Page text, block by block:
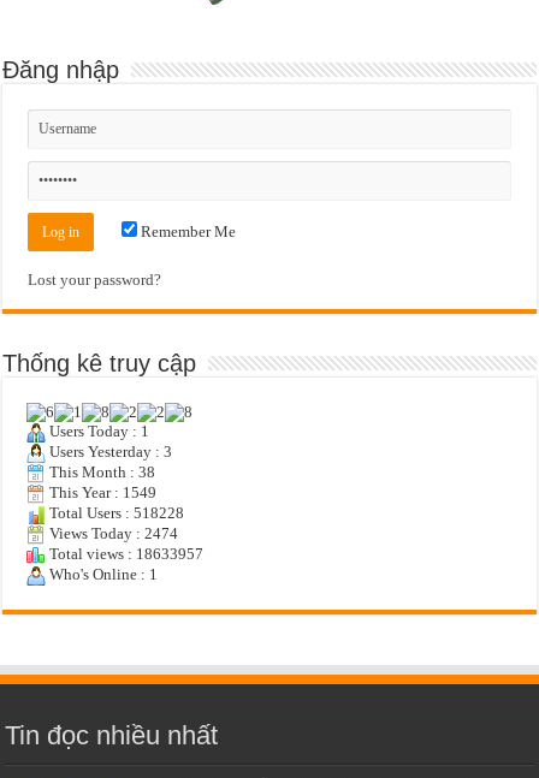
Đăng nhập
Remember Me
Lost your password?
Thống kê truy cập
Users Today : 1
Users Yesterday : 3
This Month : 38
This Year : 1549
Total Users : 518228
Views Today : 2474
Total views : 18633957
Who's Online : 1
Tin đọc nhiều nhất